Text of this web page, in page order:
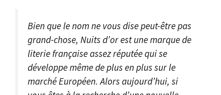
Bien que le nom ne vous dise peut-être pas
grand-chose, Nuits d’or est une marque de
literie française assez réputée qui se
développe même de plus en plus sur le
marché Européen. Alors aujourd’hui, si